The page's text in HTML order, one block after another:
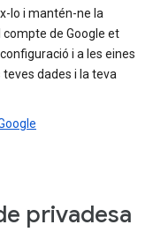
lo i mantén-ne la
compte de Google et
i a les eines
dades i la teva
privadesa